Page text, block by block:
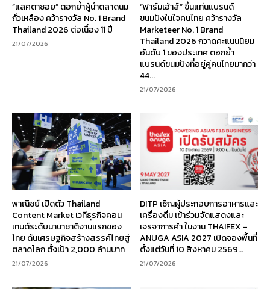
“แลคตาซอย” ตอกย้ำผู้นำตลาดนม
ถั่วเหลือง คว้ารางวัล No. 1 Brand
Thailand 2026 ต่อเนื่อง 11 ปี
21/07/2026
“ฟาร์มเฮ้าส์” ขึ้นแท่นแบรนด์
ขนมปังในใจคนไทย คว้ารางวัล
Marketeer No. 1 Brand
Thailand 2026 กวาดคะแนนนิยม
อันดับ 1 ของประเทศ ตอกย้ำ
แบรนด์ขนมปังที่อยู่คู่คนไทยมากว่า
44...
21/07/2026
พาณิชย์ เปิดตัว Thailand
Content Market เวทีธุรกิจคอน
เทนต์ระดับนานาชาติงานแรกของ
ไทย ดันเศรษฐกิจสร้างสรรค์ไทยสู่
ตลาดโลก ตั้งเป้า 2,000 ล้านบาท
21/07/2026
DITP เชิญผู้ประกอบการอาหารและ
เครื่องดื่ม เข้าร่วมจัดแสดงและ
เจรจาการค้า ในงาน THAIFEX –
ANUGA ASIA 2027 เปิดจองพื้นที่
ตั้งแต่วันที่ 10 สิงหาคม 2569...
21/07/2026